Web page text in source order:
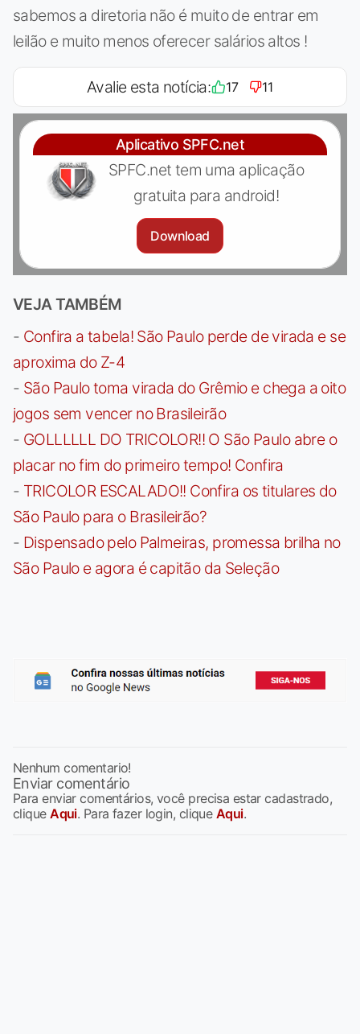
sabemos a diretoria não é muito de entrar em
leilão e muito menos oferecer salários altos !
Avalie esta notícia: 17 11
Aplicativo SPFC.net
SPFC.net tem uma aplicação
gratuita para android!
Download
VEJA TAMBÉM
- Confira a tabela! São Paulo perde de virada e se
aproxima do Z-4
- São Paulo toma virada do Grêmio e chega a oito
jogos sem vencer no Brasileirão
- GOLLLLLL DO TRICOLOR!! O São Paulo abre o
placar no fim do primeiro tempo! Confira
- TRICOLOR ESCALADO!! Confira os titulares do
São Paulo para o Brasileirão?
- Dispensado pelo Palmeiras, promessa brilha no
São Paulo e agora é capitão da Seleção
Nenhum comentario!
Enviar comentário
Para enviar comentários, você precisa estar cadastrado,
cliqueAqui. Para fazer login, clique Aqui.